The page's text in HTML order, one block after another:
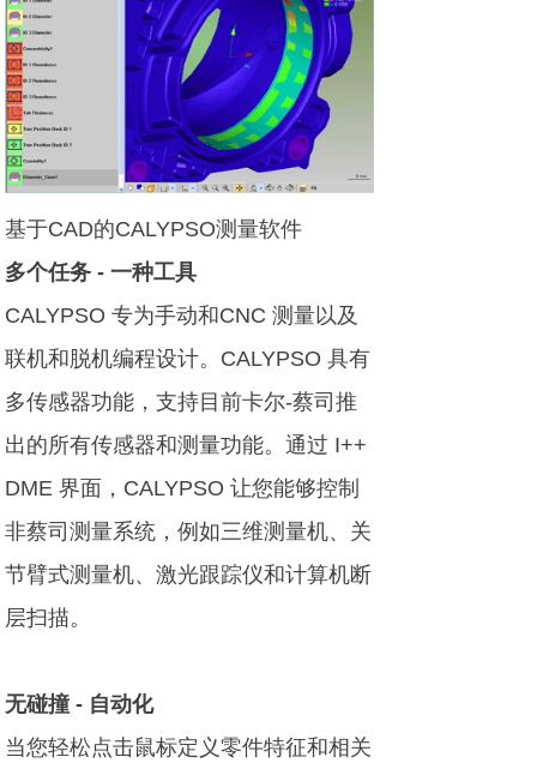
基于CAD的CALYPSO测量软件
多个任务 - 一种工具
CALYPSO 专为手动和CNC 测量以及
联机和脱机编程设计。CALYPSO 具有
多传感器功能，支持目前卡尔-蔡司推
出的所有传感器和测量功能。通过 I++
DME 界面，CALYPSO 让您能够控制
非蔡司测量系统，例如三维测量机、关
节臂式测量机、激光跟踪仪和计算机断
层扫描。
无碰撞 - 自动化
当您轻松点击鼠标定义零件特征和相关